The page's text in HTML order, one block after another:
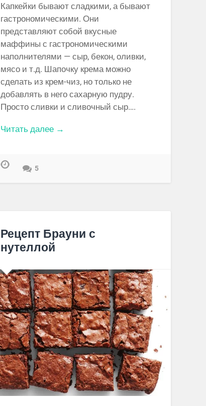
Капкейки бывают сладкими, а бывают
гастрономическими. Они
представляют собой вкусные
маффины с гастрономическими
наполнителями — сыр, бекон, оливки,
мясо и т.д. Шапочку крема можно
сделать из крем-чиз, но только не
добавлять в него сахарную пудру.
Просто сливки и сливочный сыр….
Читать далее →
5
Рецепт Брауни с
нутеллой